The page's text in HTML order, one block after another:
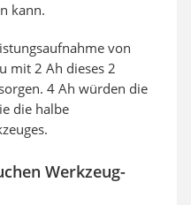
kann.
von
mit 2 Ah dieses 2
4 Ah würden die
die halbe
Werkzeug-